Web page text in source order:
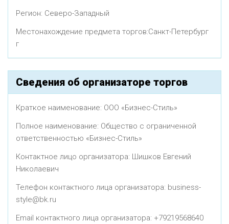
Регион: Северо-Западный
Местонахождение предмета торгов:Санкт-Петербург
г
Сведения об организаторе торгов
Краткое наименование: ООО «Бизнес-Стиль»
Полное наименование: Общество с ограниченной
ответственностью «Бизнес-Стиль»
Контактное лицо организатора: Шишков Евгений
Николаевич
Телефон контактного лица организатора: business-
style@bk.ru
Email контактного лица организатора: +79219568640